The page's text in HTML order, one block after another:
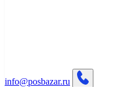
info@posbazar.ru